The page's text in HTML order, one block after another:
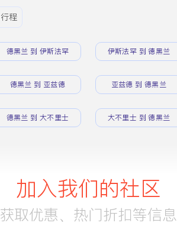
程
德黑兰 到 伊斯法罕 伊斯法罕 到 德黑兰
德黑兰 到 亚兹德 亚兹德 到 德黑兰
德黑兰 到 大不里士 大不里士 到 德黑兰
加入我们的社区
获取优惠、热门折扣等信息